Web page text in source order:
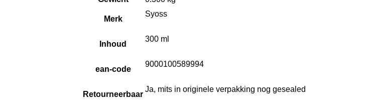
Merk
Syoss
Inhoud
300 ml
ean-code
9000100589994
Retourneerbaar
Ja, mits in originele verpakking nog gesealed